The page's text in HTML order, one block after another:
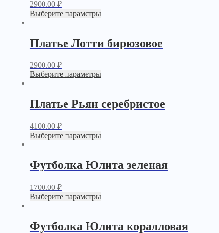
2900.00 ₽
Выберите параметры
Платье Лотти бирюзовое
2900.00 ₽
Выберите параметры
Платье Рьян серебристое
4100.00 ₽
Выберите параметры
Футболка Юлита зеленая
1700.00 ₽
Выберите параметры
Футболка Юлита коралловая